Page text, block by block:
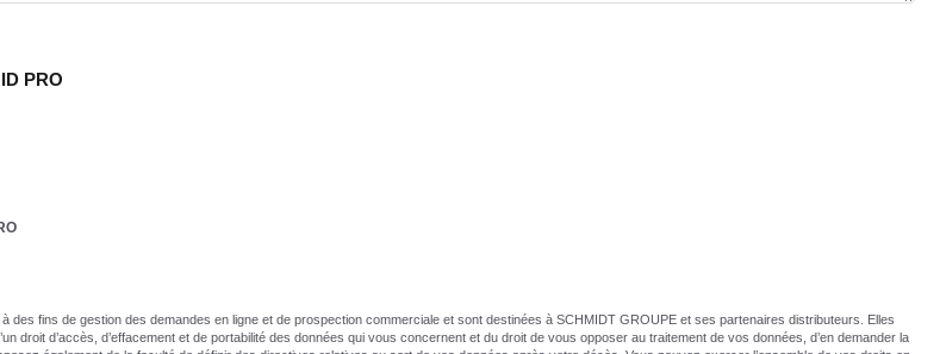
PRO
des fins de gestion des demandes en ligne et de prospection commerciale et sont destinées à SCHMIDT GROUPE et ses partenaires distributeurs. Elles
d’accès, d’effacement et de portabilité des données qui vous concernent et du droit de vous opposer au traitement de vos données, d’en demander la